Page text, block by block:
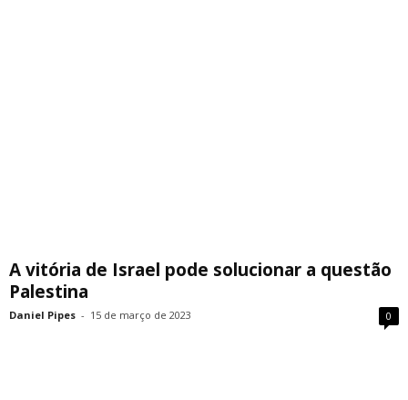
A vitória de Israel pode solucionar a questão
Palestina
Daniel Pipes - 15 de março de 2023 0